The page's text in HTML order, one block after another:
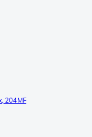
204MF